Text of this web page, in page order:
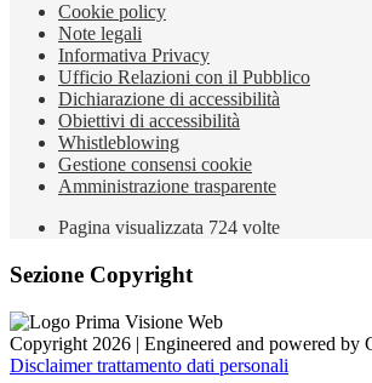
Cookie policy
Note legali
Informativa Privacy
Ufficio Relazioni con il Pubblico
Dichiarazione di accessibilità
Obiettivi di accessibilità
Whistleblowing
Gestione consensi cookie
Amministrazione trasparente
Pagina visualizzata 724 volte
Sezione Copyright
Copyright 2026 | Engineered and powered
Disclaimer trattamento dati personali